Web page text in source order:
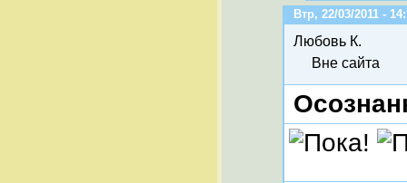
Втр, 22/03/2011 -
Любовь К.
Вне сайта